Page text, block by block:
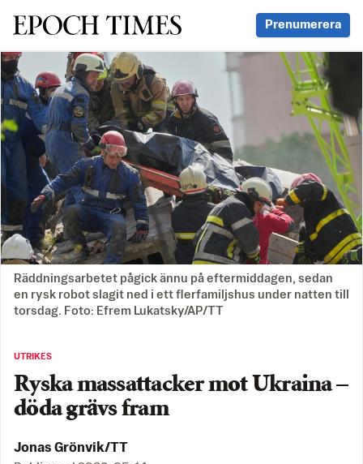
Svenska Epoch Times Prenumerera
Räddningsarbetet pågick ännu på eftermiddagen, sedan
en rysk robot slagit ned i ett flerfamiljshus under natten till
torsdag. Foto: Efrem Lukatsky/AP/TT
UTRIKES
Ryska massattacker mot Ukraina –
döda grävs fram
Jonas Grönvik/TT